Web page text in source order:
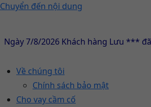
Chuyển đến nội dung
7/8/2026 Khách hàng Lưu *** đã
Về chúng tôi
Chính sách bảo mật
Cho vay cầm cố